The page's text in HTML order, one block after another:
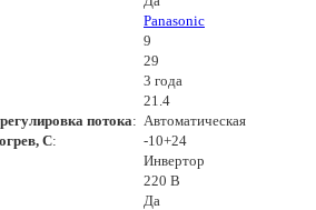
Panasonic
9
29
3 года
21.4
потока: Автоматическая
С:
-10+24
Инвертор
220 В
Да